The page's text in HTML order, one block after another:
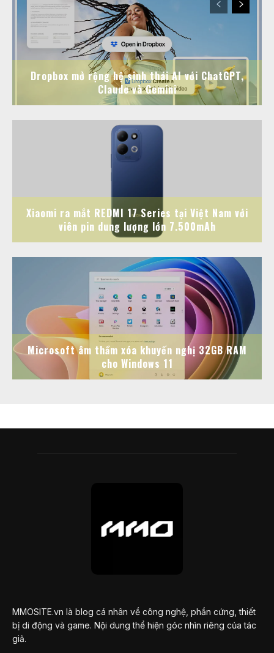
Dropbox mở rộng hệ sinh thái AI với ChatGPT,
Claude và Gemini
Xiaomi ra mắt REDMI 17 Series tại Việt Nam với
viên pin dung lượng lớn 7.500mAh
Microsoft âm thầm xóa khuyến nghị 32GB RAM
cho Windows 11
MMOSITE.vn là blog cá nhân về công nghệ, phần cứng, thiết
bị di động và game. Nội dung thể hiện góc nhìn riêng của tác
giả.